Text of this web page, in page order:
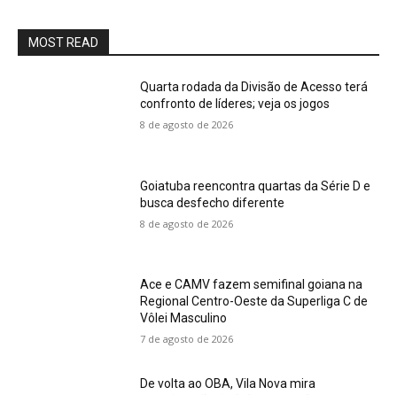
MOST READ
Quarta rodada da Divisão de Acesso terá
confronto de líderes; veja os jogos
8 de agosto de 2026
Goiatuba reencontra quartas da Série D e
busca desfecho diferente
8 de agosto de 2026
Ace e CAMV fazem semifinal goiana na
Regional Centro-Oeste da Superliga C de
Vôlei Masculino
7 de agosto de 2026
De volta ao OBA, Vila Nova mira